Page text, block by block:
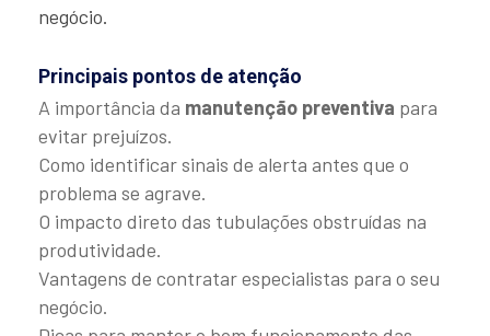
negócio.
Principais pontos de atenção
A importância da manutenção preventiva para
evitar prejuízos.
Como identificar sinais de alerta antes que o
problema se agrave.
O impacto direto das tubulações obstruídas na
produtividade.
Vantagens de contratar especialistas para o seu
negócio.